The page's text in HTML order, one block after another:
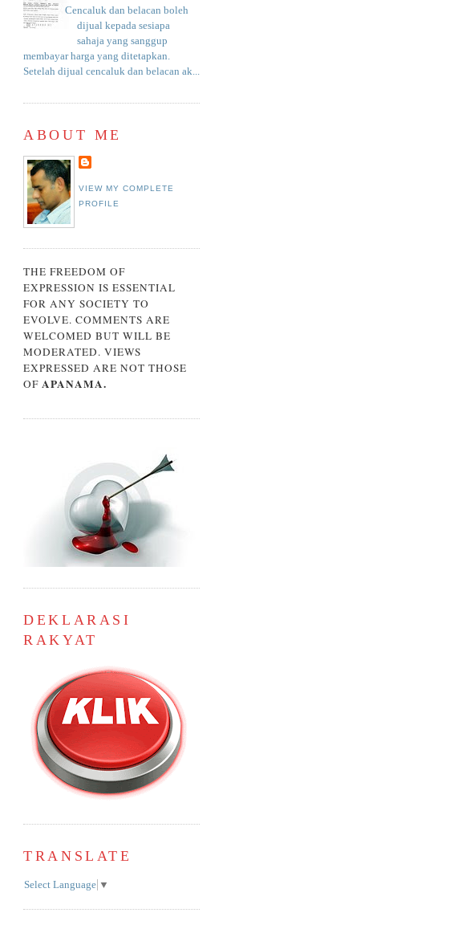
Cencaluk dan belacan boleh
dijual kepada sesiapa
sahaja yang sanggup
membayar harga yang ditetapkan.
Setelah dijual cencaluk dan belacan ak...
ABOUT ME
VIEW MY COMPLETE
PROFILE
THE FREEDOM OF
EXPRESSION IS ESSENTIAL
FOR ANY SOCIETY TO
EVOLVE. COMMENTS ARE
WELCOMED BUT WILL BE
MODERATED. VIEWS
EXPRESSED ARE NOT THOSE
OF APANAMA.
DEKLARASI
RAKYAT
TRANSLATE
Select Language ▼